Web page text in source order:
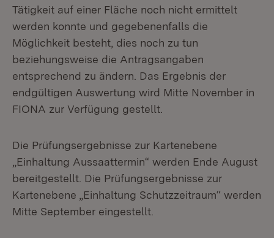
Tätigkeit auf einer Fläche noch nicht ermittelt
werden konnte und gegebenenfalls die
Möglichkeit besteht, dies noch zu tun
beziehungsweise die Antragsangaben
entsprechend zu ändern. Das Ergebnis der
endgültigen Auswertung wird Mitte November in
FIONA zur Verfügung gestellt.
Die Prüfungsergebnisse zur Kartenebene
„Einhaltung Aussaattermin“ werden Ende August
bereitgestellt. Die Prüfungsergebnisse zur
Kartenebene „Einhaltung Schutzzeitraum“ werden
Mitte September eingestellt.